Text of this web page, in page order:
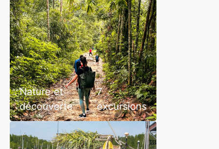
Nature et
découverte
7
excursions